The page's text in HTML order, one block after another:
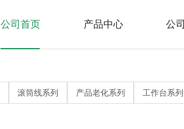
公司首页 产品中心
流水线系列
非标自动化 >
公
常见问题
网站地图
滚筒线系列 产品老化系列 工作台系列